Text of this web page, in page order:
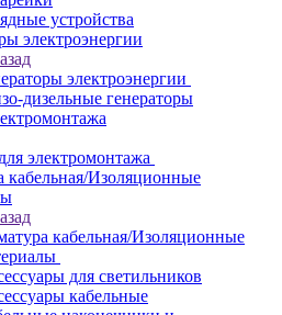
устройства
электроэнергии
электроэнергии
дизельные генераторы
электромонтажа
кабельная/Изоляционные
кабельная/Изоляционные
для светильников
кабельные